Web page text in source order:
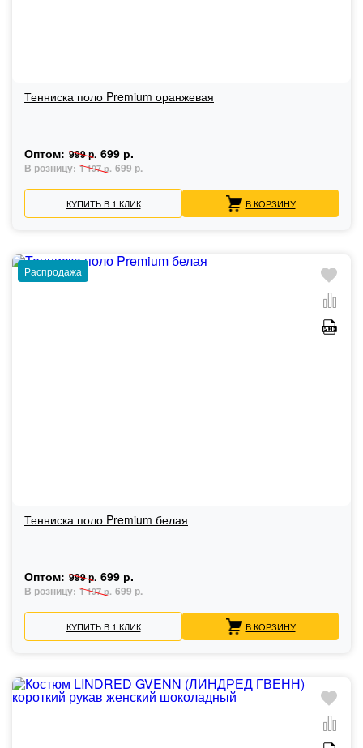
Тенниска поло Premium оранжевая
Оптом: 999 р. 699 р.
В розницу: 1 197 р. 699 р.
КУПИТЬ В 1 КЛИК В КОРЗИНУ
Распродажа
Тенниска поло Premium белая
Оптом: 999 р. 699 р.
В розницу: 1 197 р. 699 р.
КУПИТЬ В 1 КЛИК В КОРЗИНУ